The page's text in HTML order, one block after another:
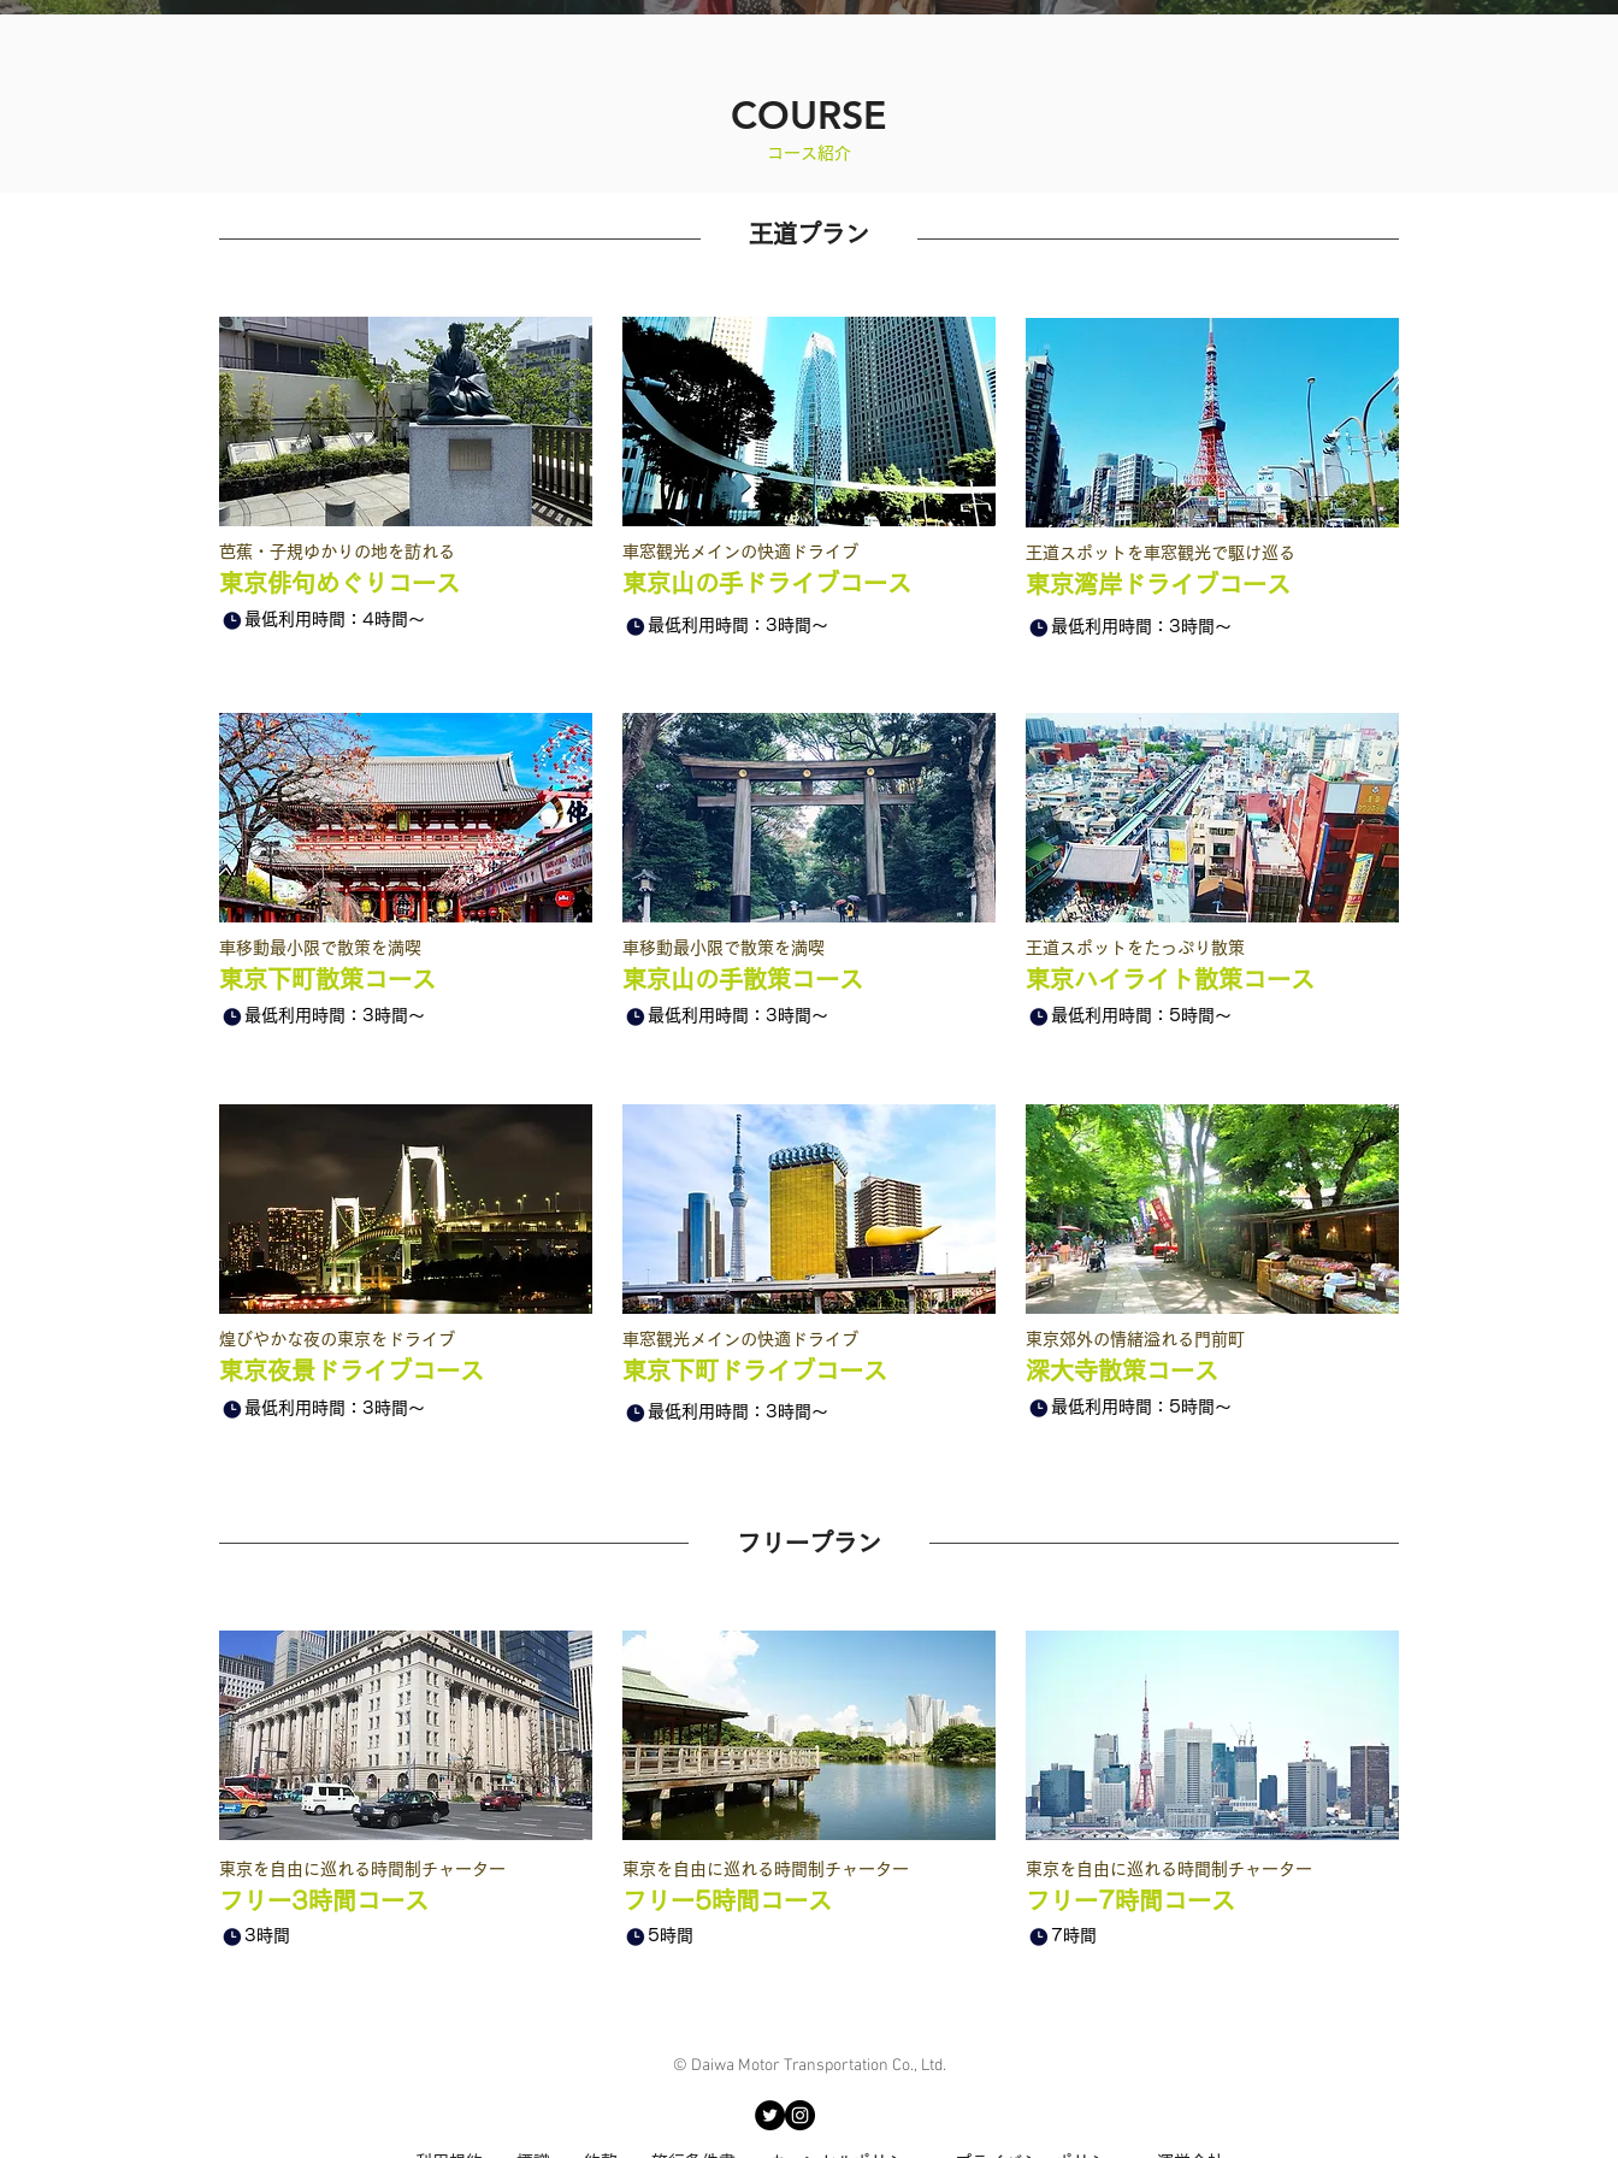
COURSE
​コース紹介
王道プラン
東京俳句めぐりコース
芭蕉・子規ゆかりの地を訪れる
最低利用時間：4時間～
東京山の手ドライブコース
​車窓観光メインの快適ドライブ
最低利用時間：3時間～
東京湾岸ドライブコース
王道スポットを車窓観光で駆け巡る
最低利用時間：3時間～
東京下町散策コース
​車移動最小限で散策を満喫
最低利用時間：3時間～
東京山の手散策コース
​車移動最小限で散策を満喫
最低利用時間：3時間～
東京ハイライト散策コース
王道スポットをたっぷり散策
最低利用時間：5時間～
東京夜景ドライブコース
​煌びやかな夜の東京をドライブ
最低利用時間：3時間～
東京下町ドライブコース
​車窓観光メインの快適ドライブ
最低利用時間：3時間～
深大寺散策コース
​東京郊外の情緒溢れる門前町
最低利用時間：5時間～
フリープラン
フリー3時間コース
​東京を自由に巡れる時間制チャーター
3時間
フリー5時間コース
東京を自由に巡れる時間制 チャーター
5時間
フリー7時間コース
東京を自由に巡れる時間制 チャーター
7時間
© Daiwa Motor Transportation Co., Ltd.